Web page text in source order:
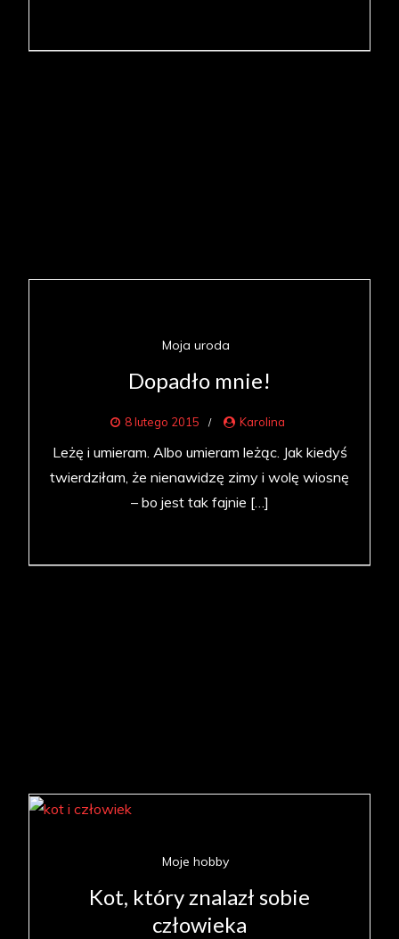
Moja uroda
Dopadło mnie!
8 lutego 2015 Karolina
Leżę i umieram. Albo umieram leżąc. Jak kiedyś
twierdziłam, że nienawidzę zimy i wolę wiosnę
– bo jest tak fajnie […]
Moje hobby
Kot, który znalazł sobie
człowieka